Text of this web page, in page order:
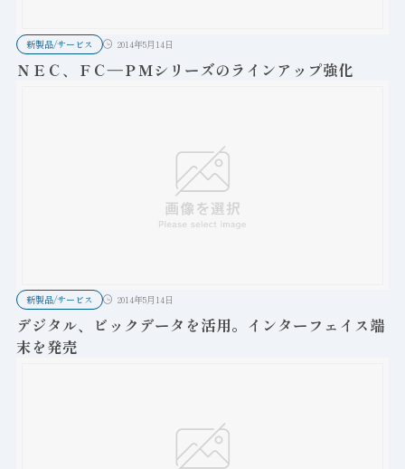
新製品/サービス 2014年5月14日
ＮＥＣ、ＦＣ―ＰＭシリーズのラインアップ強化
新製品/サービス 2014年5月14日
デジタル、ビックデータを活用。インターフェイス端
末を発売